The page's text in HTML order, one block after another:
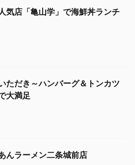
気店「亀山学」で海鮮丼ランチ
ただき～ハンバーグ＆トンカツ
大満足
んラーメン二条城前店